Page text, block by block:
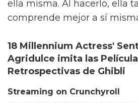
ella misma. Al hacerlo, ella
comprende mejor a sí
18 Millennium Actress'
Agridulce imita las
Retrospectivas de Ghibli
Streaming on Crunchyroll